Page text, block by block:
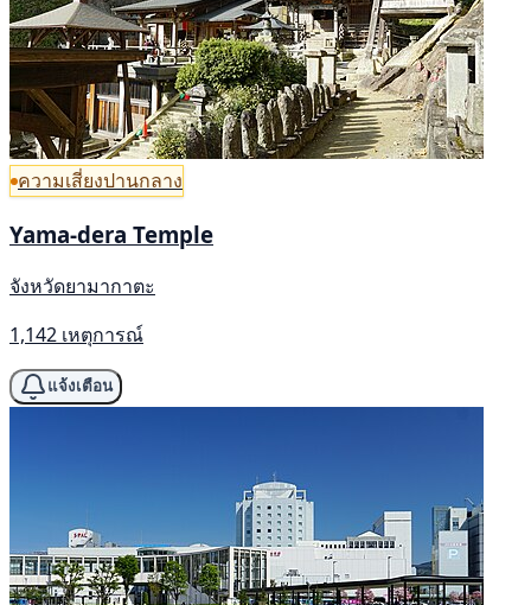
ความเสี่ยงปานกลาง
Yama-dera Temple
จังหวัดยามากาตะ
1,142 เหตุการณ์
แจ้งเตือน